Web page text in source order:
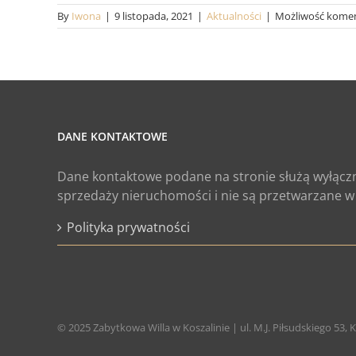
By Iwona | 9 listopada, 2021 | Aktualności | Możliwość
DANE KONTAKTOWE
Dane kontaktowe podane na stronie służą
sprzedaży nieruchomości i nie są przetwarzane
Polityka prywatności
© 2025 Zabytkowa Willa w Koszalinie | ul. M.J. Piłsudskiego 53,